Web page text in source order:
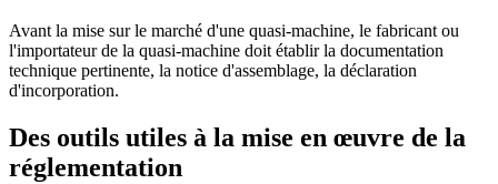
Avant la mise sur le marché d'une quasi-machine, le fabricant ou
l'importateur de la quasi-machine doit établir la documentation
technique pertinente, la notice d'assemblage, la déclaration
d'incorporation.
Des outils utiles à la mise en œuvre de la
réglementation